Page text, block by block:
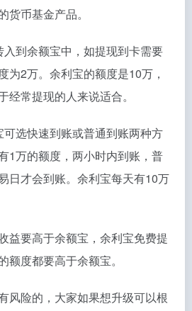
货币基金产品。
到余额宝中，如提现到卡需要
为2万。余利宝的额度是10万，
经常提现的人来说适合。
选快速到账或普通到账两种方
1万的额度，两小时内到账，普
日才会到账。余利宝每天有10万
益要高于余额宝，余利宝免费提
额度都要高于余额宝。
风险的，大家如果想升级可以根